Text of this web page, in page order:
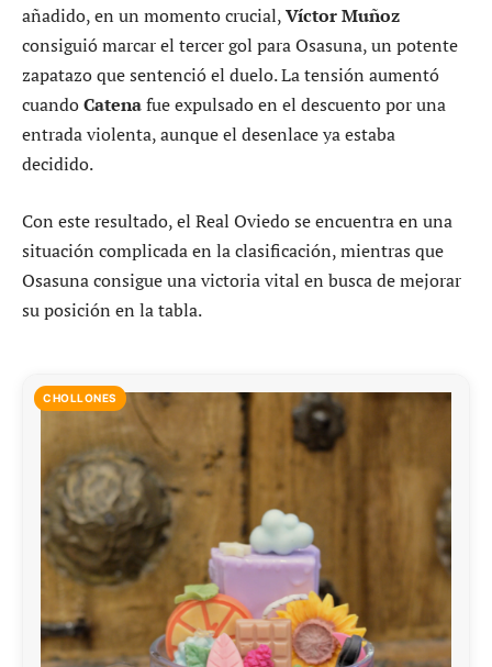
añadido, en un momento crucial,Víctor Muñoz
consiguió marcar el tercer gol para Osasuna, un potente
zapatazo que sentenció el duelo. La tensión aumentó
cuandoCatenafue expulsado en el descuento por una
entrada violenta, aunque el desenlace ya estaba
decidido.
Con este resultado, el Real Oviedo se encuentra en una
situación complicada en la clasificación, mientras que
Osasuna consigue una victoria vital en busca de mejorar
su posición en la tabla.
CHOLLONES